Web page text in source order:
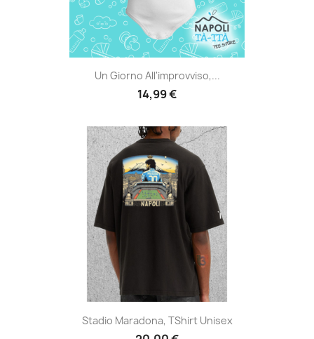
Un Giorno All'improvviso,...
14,99 €
Stadio Maradona, TShirt Unisex